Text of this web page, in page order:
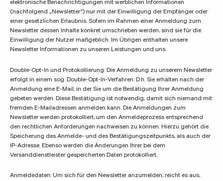
elektronische Benachrichtigungen mit werblichen Informationen
(nachfolgend „Newsletter“) nur mit der Einwilligung der Empfänger oder
einer gesetzlichen Erlaubnis. Sofern im Rahmen einer Anmeldung zum
Newsletter dessen Inhalte konkret umschrieben werden, sind sie für die
Einwilligung der Nutzer maßgeblich. Im Übrigen enthalten unsere
Newsletter Informationen zu unseren Leistungen und uns.
Double-Opt-In und Protokollierung: Die Anmeldung zu unserem Newsletter
erfolgt in einem sog. Double-Opt-In-Verfahren. D.h. Sie erhalten nach der
Anmeldung eine E-Mail, in der Sie um die Bestätigung Ihrer Anmeldung
gebeten werden. Diese Bestätigung ist notwendig, damit sich niemand mit
fremden E-Mailadressen anmelden kann. Die Anmeldungen zum
Newsletter werden protokolliert, um den Anmeldeprozess entsprechend
den rechtlichen Anforderungen nachweisen zu können. Hierzu gehört die
Speicherung des Anmelde- und des Bestätigungszeitpunkts, als auch der
IP-Adresse. Ebenso werden die Änderungen Ihrer bei dem
Versanddienstleister gespeicherten Daten protokolliert.
Anmeldedaten: Um sich für den Newsletter anzumelden, reicht es aus,